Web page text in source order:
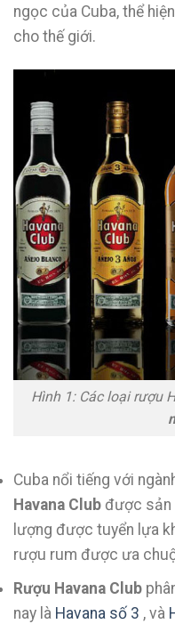
ngọc của Cuba, thể
cho thế giới.
Hình 1: Các loại rượu
Cuba nổi tiếng với
Havana Club được sản
lượng được tuyển lựa
rượu rum được ưa
Rượu Havana Club
nay là Havana số 3 , và